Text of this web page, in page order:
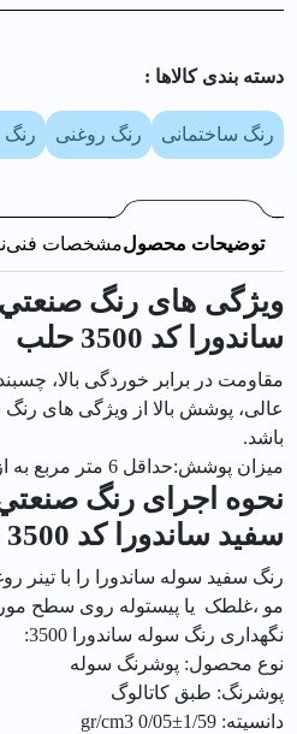
دسته بندی کالا‌ها :
رنگ ساختمانی رنگ روغنی رنگ
توضیحات محصولمشخصات فنی
ویژگی های رنگ
ساندورا کد 3500 حلب
مقاومت در برابر خوردگی بالا،
باشد.
میزان پوشش:حداقل 6 متر مربع به ازای 1 کوارت
نحوه اجرای رنگ
سفيد ساندورا کد 3500 حلب
رنگ سفید سوله ساندورا را با تینر
مو ،غلطک یا پیستوله روی سطح
نگهداری رنگ سوله ساندورا 3500:
نوع محصول: پوشرنگ سوله
پوشرنگ: طبق کاتالوگ
دانسیته: 1/59±0/05 gr/cm3